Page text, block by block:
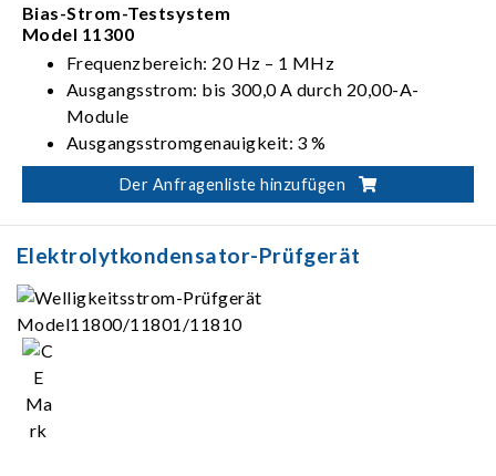
Bias-Strom-Testsystem
Model 11300
Frequenzbereich: 20 Hz – 1 MHz
Ausgangsstrom: bis 300,0 A durch 20,00-A-
Module
Ausgangsstromgenauigkeit: 3 %
Software auf Windows-Basis für Kurvenanalyse
Der Anfragenliste hinzufügen
Elektrolytkondensator-Prüfgerät